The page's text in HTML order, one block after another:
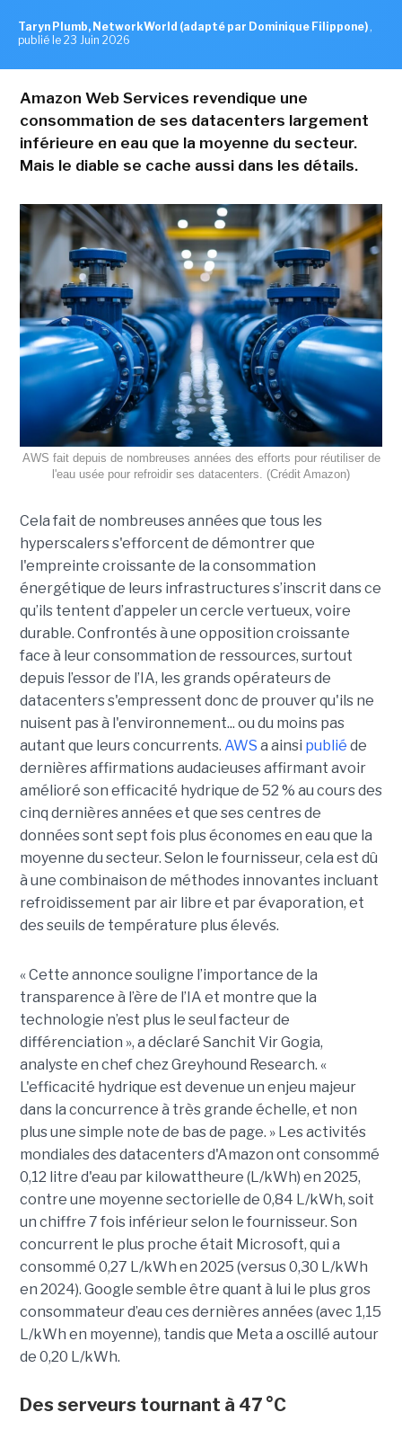
Taryn Plumb, NetworkWorld (adapté par Dominique Filippone) ,
publié le 23 Juin 2026
Amazon Web Services revendique une
consommation de ses datacenters largement
inférieure en eau que la moyenne du secteur.
Mais le diable se cache aussi dans les détails.
AWS fait depuis de nombreuses années des efforts pour réutiliser de
l'eau usée pour refroidir ses datacenters. (Crédit Amazon)
Cela fait de nombreuses années que tous les
hyperscalers s'efforcent de démontrer que
l'empreinte croissante de la consommation
énergétique de leurs infrastructures s’inscrit dans ce
qu’ils tentent d’appeler un cercle vertueux, voire
durable. Confrontés à une opposition croissante
face à leur consommation de ressources, surtout
depuis l’essor de l’IA, les grands opérateurs de
datacenters s'empressent donc de prouver qu'ils ne
nuisent pas à l'environnement... ou du moins pas
autant que leurs concurrents. AWS a ainsi publié de
dernières affirmations audacieuses affirmant avoir
amélioré son efficacité hydrique de 52 % au cours des
cinq dernières années et que ses centres de
données sont sept fois plus économes en eau que la
moyenne du secteur. Selon le fournisseur, cela est dû
à une combinaison de méthodes innovantes incluant
refroidissement par air libre et par évaporation, et
des seuils de température plus élevés.
« Cette annonce souligne l’importance de la
transparence à l’ère de l’IA et montre que la
technologie n’est plus le seul facteur de
différenciation », a déclaré Sanchit Vir Gogia,
analyste en chef chez Greyhound Research. «
L'efficacité hydrique est devenue un enjeu majeur
dans la concurrence à très grande échelle, et non
plus une simple note de bas de page. » Les activités
mondiales des datacenters d'Amazon ont consommé
0,12 litre d'eau par kilowattheure (L/kWh) en 2025,
contre une moyenne sectorielle de 0,84 L/kWh, soit
un chiffre 7 fois inférieur selon le fournisseur. Son
concurrent le plus proche était Microsoft, qui a
consommé 0,27 L/kWh en 2025 (versus 0,30 L/kWh
en 2024). Google semble être quant à lui le plus gros
consommateur d’eau ces dernières années (avec 1,15
L/kWh en moyenne), tandis que Meta a oscillé autour
de 0,20 L/kWh.
Des serveurs tournant à 47 °C